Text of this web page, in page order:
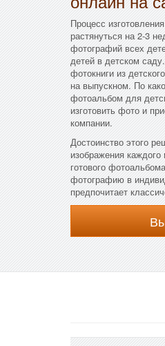
Процесс
растянуться на 2-3
фотографий всех
детей в детском
фотокниги из
на выпускном. По
фотоальбом для
изготовить фото и
компании.
Достоинство этого
изображения каждого
готового
фотографию в
предпочитает